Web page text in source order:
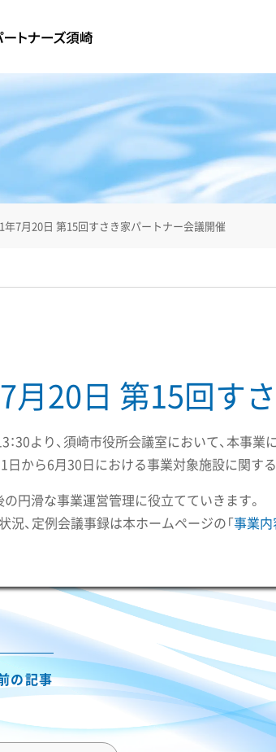
年7月20日 第15回すさき家パートナー会議開催
月20日 第15回す
：30より、須崎市役所会議室において、本事
日から6月30日における事業対象施設に関す
円滑な事業運営管理に役立てていきます。
況、定例会議事録は本ホームページの「事業
の記事